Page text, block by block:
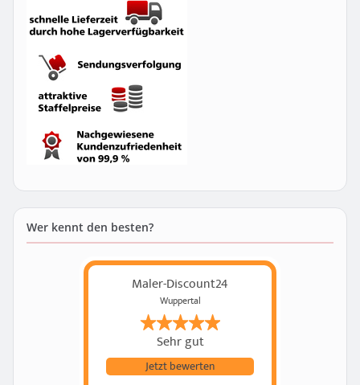
Wer kennt den besten?
Maler-Discount24
Wuppertal
Sehr gut
Jetzt bewerten